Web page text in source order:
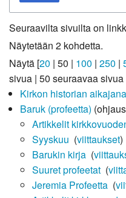
Seuraavilta sivuilta on
Näytetään 2 kohdetta.
Näytä [20 | 50 | 100 | 250 |
sivua | 50 seuraavaa
Kirkon historian aikajana
Baruk (profeetta)
Artikkelit
Syyskuu (viittaukset)
Barukin kirja‎ (
Suuret profeetat‎ (
Jeremia Profeetta‎ (